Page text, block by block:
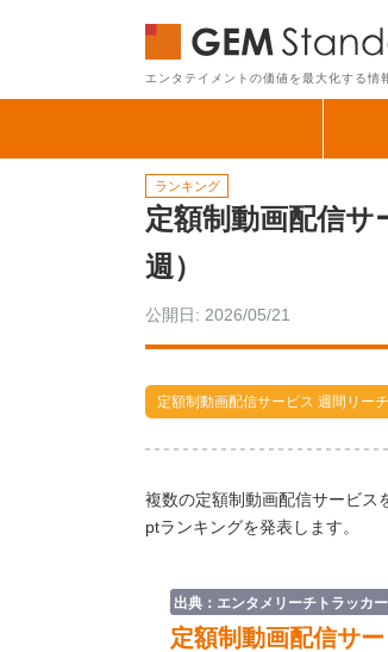
エンタテイメントの価値を最大化する情
ランキング
定額制動画配信
週）
公開日: 2026/05/21
定額制動画配信サービス 週間リー
複数の定額制動画配信サービ
ptランキングを発表します。
出典：エンタメリーチトラッカー
定額制動画配信サ